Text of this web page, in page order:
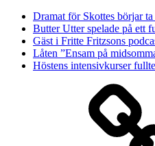
Dramat för Skottes börjar
Butter Utter spelade på ett
Gäst i Fritte Fritzsons
Låten ”Ensam på
Höstens intensivkurser